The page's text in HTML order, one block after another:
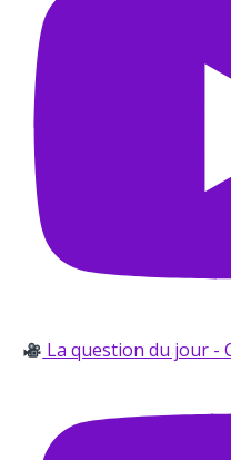
La question du jour -